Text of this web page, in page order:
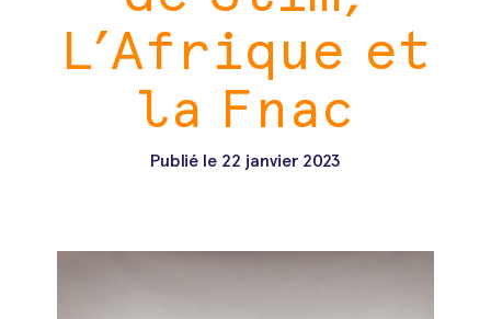
L’Afrique et
la Fnac
Publié le 22 janvier 2023